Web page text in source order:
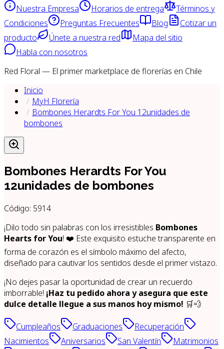
Nuestra Empresa
Horarios de entrega
Términos y
Condiciones
Preguntas Frecuentes Blog
Cotizar un
producto
Únete a nuestra red
Mapa del sitio
Habla con nosotros
Red Floral — El primer marketplace de florerías en Chile
Inicio
MyH Florería
Bombones Herardts For You 12unidades de
bombones
Bombones Herardts For You
12unidades de bombones
Código: 5914
¡Dilo todo sin palabras con los irresistibles Bombones
Hearts for You! ❤️ Este exquisito estuche transparente en
forma de corazón es el símbolo máximo del afecto,
diseñado para cautivar los sentidos desde el primer vistazo.
¡No dejes pasar la oportunidad de crear un recuerdo
imborrable! ¡Haz tu pedido ahora y asegura que este
dulce detalle llegue a sus manos hoy mismo! 🛒💨
Cumpleaños Graduaciones
Recuperación
Nacimientos
Aniversarios San Valentín
Matrimonios